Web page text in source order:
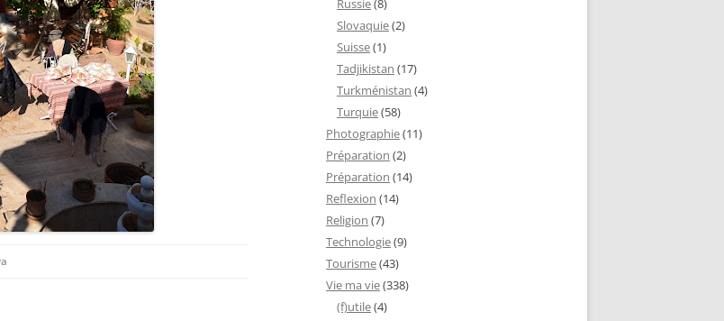
Russie(8)
Slovaquie(2)
Suisse(1)
Tadjikistan (17)
Turkménistan (4)
Turquie(58)
Photographie(11)
Préparation (2)
Préparation (14)
Reflexion (14)
Religion (7)
Technologie(9)
Tourisme(43)
Vie ma vie(338)
(f)utile(4)